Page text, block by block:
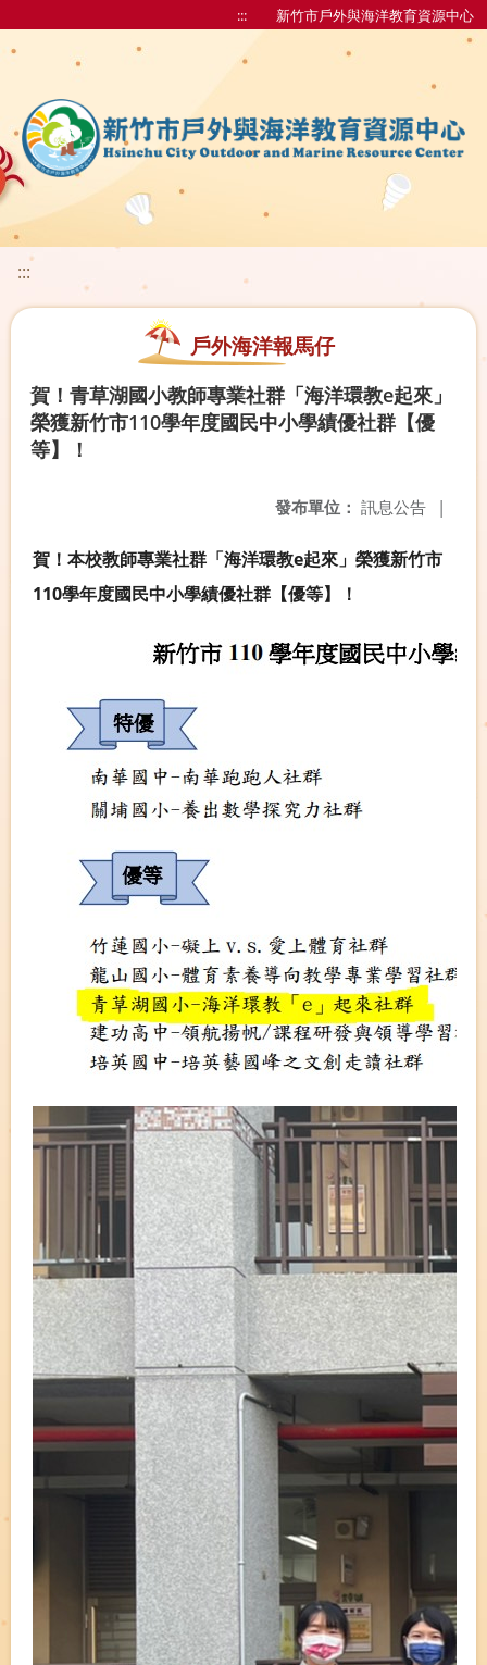
::: 新竹市戶外與海洋教育資源中心
:::
戶外海洋報馬仔
賀！青草湖國小教師專業社群「海洋環教e起來」
榮獲新竹市110學年度國民中小學績優社群【優
等】！
發布單位： 訊息公告 |
賀！本校教師專業社群「海洋環教e起來」榮獲新竹市
110學年度國民中小學績優社群【優等】！